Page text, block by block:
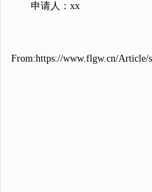
申请人：xx
From:https://www.flgw.cn/Article/